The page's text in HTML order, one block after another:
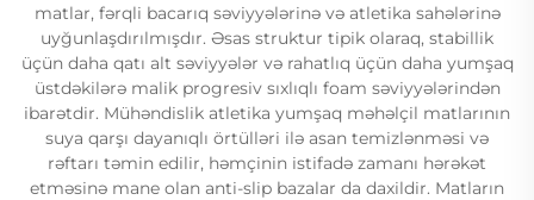
matlar, fərqli bacarıq səviyyələrinə və atletika sahələrinə
uyğunlaşdırılmışdır. Əsas struktur tipik olaraq, stabillik
üçün daha qatı alt səviyyələr və rahatlıq üçün daha yumşaq
üstdəkilərə malik progresiv sıxlıqlı foam səviyyələrindən
ibarətdir. Mühəndislik atletika yumşaq məhəlçil matlarının
suya qarşı dayanıqlı örtülləri ilə asan temizlənməsi və
rəftarı təmin edilir, həmçinin istifadə zamanı hərəkət
etməsinə mane olan anti-slip bazalar da daxildir. Matların